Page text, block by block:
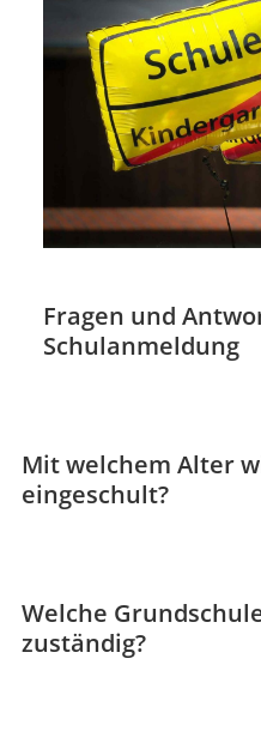
Fragen und
Schulanmeldung
Mit welchem Alter
eingeschult?
Welche
zuständig?